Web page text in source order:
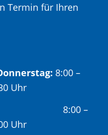
Termin für Ihren
8:00 –
Uhr
8:00 –
Uhr